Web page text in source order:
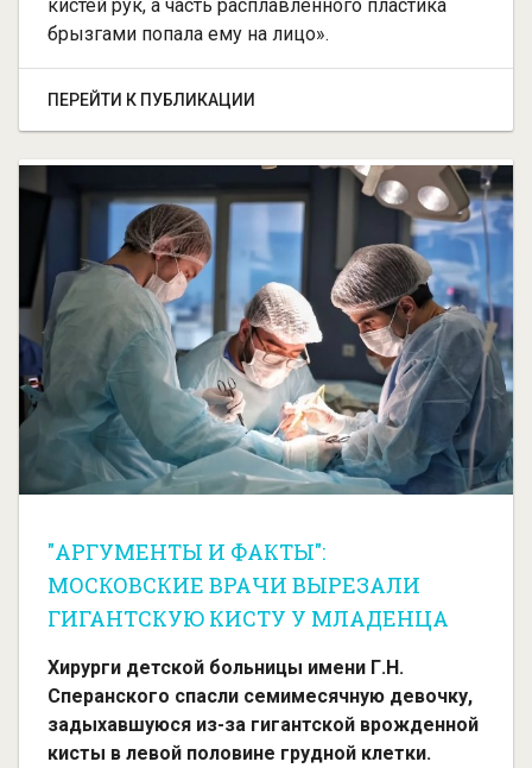
кистей рук, а часть расплавленного пластика
брызгами попала ему на лицо».
ПЕРЕЙТИ К ПУБЛИКАЦИИ
"АРГУМЕНТЫ И ФАКТЫ":
МОСКОВСКИЕ ВРАЧИ ВЫРЕЗАЛИ
ГИГАНТСКУЮ КИСТУ У МЛАДЕНЦА
Хирурги детской больницы имени Г.Н.
Сперанского спасли семимесячную девочку,
задыхавшуюся из-за гигантской врожденной
кисты в левой половине грудной клетки.